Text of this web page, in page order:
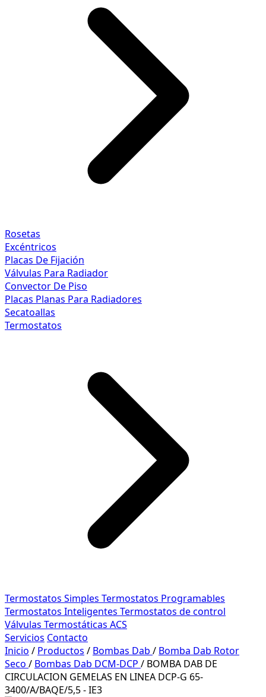
Rosetas
Excéntricos
Placas De Fijación
Válvulas Para Radiador
Convector De Piso
Placas Planas Para Radiadores
Secatoallas
Termostatos
Termostatos Simples Termostatos Programables
Termostatos Inteligentes Termostatos de control
Válvulas Termostáticas ACS
Servicios Contacto
Inicio / Productos / Bombas Dab / Bomba Dab Rotor
Seco / Bombas Dab DCM-DCP / BOMBA DAB DE
CIRCULACION GEMELAS EN LINEA DCP-G 65-
3400/A/BAQE/5,5 - IE3